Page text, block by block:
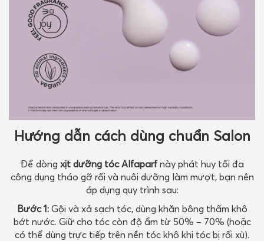
Hướng dẫn cách dùng chuẩn Salon
Để dòng xịt dưỡng tóc Alfaparf này phát huy tối đa
công dụng tháo gỡ rối và nuôi dưỡng làm mượt, bạn nên
áp dụng quy trình sau:
Bước 1:Gội và xả sạch tóc, dùng khăn bông thấm khô
bớt nước. Giữ cho tóc còn độ ẩm từ 50% – 70% (hoặc
có thể dùng trực tiếp trên nền tóc khô khi tóc bị rối xù).